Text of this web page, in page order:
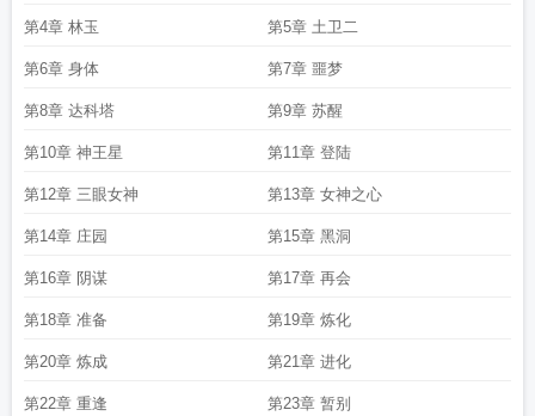
第4章 林玉 第5章 土卫二
第6章 身体 第7章 噩梦
第8章 达科塔 第9章 苏醒
第10章 神王星 第11章 登陆
第12章 三眼女神 第13章 女神之心
第14章 庄园 第15章 黑洞
第16章 阴谋 第17章 再会
第18章 准备 第19章 炼化
第20章 炼成 第21章 进化
第22章 重逢 第23章 暂别